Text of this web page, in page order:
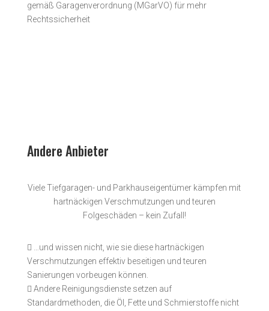
gemäß Garagenverordnung (MGarVO) für mehr
Rechtssicherheit
Andere Anbieter
Viele Tiefgaragen- und Parkhauseigentümer kämpfen mit
hartnäckigen Verschmutzungen und teuren
Folgeschäden – kein Zufall!
 …und wissen nicht, wie sie diese hartnäckigen
Verschmutzungen effektiv beseitigen und teuren
Sanierungen vorbeugen können.
 Andere Reinigungsdienste setzen auf
Standardmethoden, die Öl, Fette und Schmierstoffe nicht